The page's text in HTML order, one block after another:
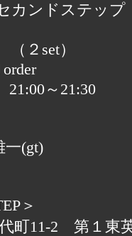
カンドステップ
２set）
～21:30
(gt)
＞
町11-2 第１東